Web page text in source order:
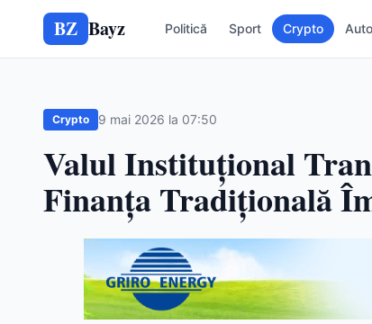
BZ Bayz Politică Sport Crypto Auto
Crypto 9 mai 2026 la 07:50
Valul Instituțional
Finanța Tradițională